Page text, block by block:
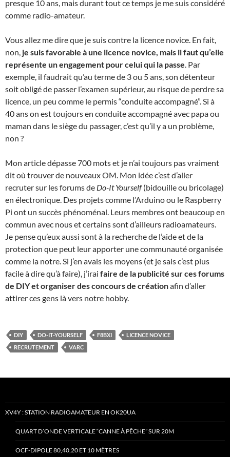
presque 10 ans, mais durant tout ce temps je me suis considéré
comme radio-amateur.
Vous allez me dire que je suis contre la licence novice. En fait,
non, je suis favorable à une licence novice, mais il faut qu’elle
représente un engagement pour celui qui la passe . Par
exemple, il faudrait qu’au terme de 3 ou 5 ans, son détenteur
soit obligé de passer l’examen supérieur, au risque de perdre sa
licence, un peu comme le permis “conduite accompagné”. Si à
40 ans on est toujours en conduite accompagné avec papa ou
maman dans le siège du passager, c’est qu’il y a un problème,
non ?
Mon article dépasse 700 mots et je n’ai toujours pas vraiment
dit où trouver de nouveaux OM. Mon idée c’est d’aller
recruter sur les forums de Do-It Yourself(bidouille ou bricolage)
en électronique. Des projets comme l’Arduino ou le Raspberry
Pi ont un succès phénoménal. Leurs membres ont beaucoup en
commun avec nous et certains sont d’ailleurs radioamateurs.
Je pense qu’eux aussi sont à la recherche de l’aide et de la
protection que peut leur apporter une communauté organisée
comme la notre. Si j’en avais les moyens (et je sais c’est plus
facile à dire qu’à faire), j’irai faire de la publicité sur ces forums
de DIY et organiser des concours de créationafin d’aller
attirer ces gens là vers notre hobby.
DIY DO-IT-YOURSELF F8BXI
LICENCE NOVICE
RECRUTEMENT
VARC
XV4Y : STATION RADIOAMATEUR EN OK20UA
QUART D’ONDE VERTICALE “CANNE À PÊCHE” SUR 20M
OCF-DIPOLE 80,40,20 ET 10 MÈTRES